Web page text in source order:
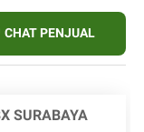
CHAT PENJUAL
SURABAYA